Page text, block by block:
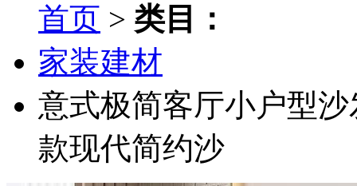
首页 > 类目：
家装建材
意式极简客厅小户型
款现代简约沙